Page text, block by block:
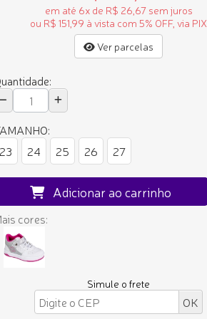
em até 6x de R$ 26,67 sem juros
ou R$ 151,99 à vista com 5% OFF, via PIX
Ver parcelas
23
24 25 26 27
Adicionar ao carrinho
cores:
Simule o frete